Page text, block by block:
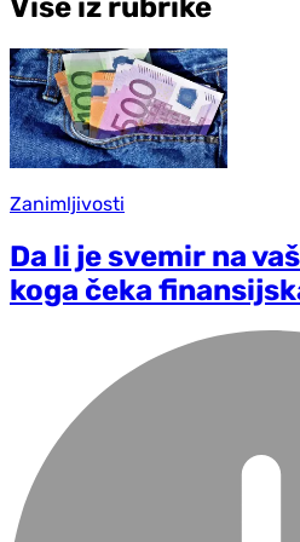
Više iz rubrike
Zanimljivosti
Da li je svemir na
koga čeka